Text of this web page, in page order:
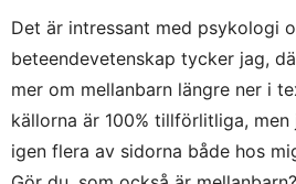
Det är intressant med psykologi
beteendevetenskap tycker jag,
mer om mellanbarn längre ner i
källorna är 100% tillförlitliga,
igen flera av sidorna både hos